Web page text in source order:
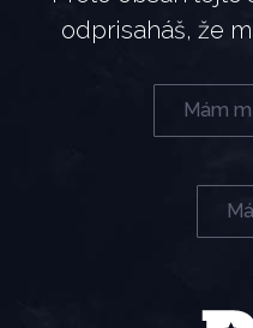
Extra fajna cesta domov
dobrodružstvá, ale srdce
odprisaháš, že
Mám